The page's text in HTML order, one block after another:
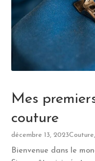
Mes
couture
décembre 13, 2023
Bienvenue dans le